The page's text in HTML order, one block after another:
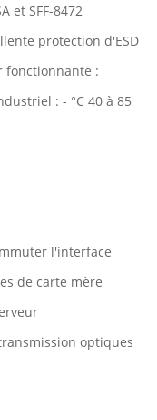
et SFF-8472
protection d'ESD
fonctionnante :
: - °C 40 à 85
l'interface
de carte mère
optiques